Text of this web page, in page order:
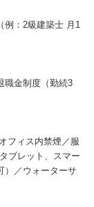
例：2級建築士 月1
職金制度（勤続3
フィス内禁煙／服
ブレット、スマー
）／ウォーターサ